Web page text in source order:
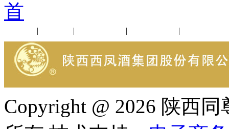
首
| | | |
Copyright @ 2026 陕西